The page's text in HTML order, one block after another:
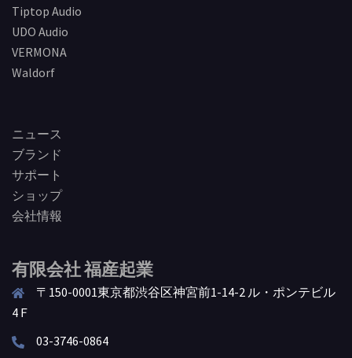
Tiptop Audio
UDO Audio
VERMONA
Waldorf
ニュース
ブランド
サポート
ショップ
会社情報
有限会社 福産起業
〒150-0001東京都渋谷区神宮前1-14-2 ル・ポンテビル
4Ｆ
03-3746-0864